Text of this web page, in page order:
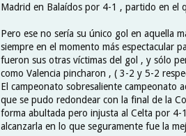
Madrid en Balaídos por 4-1 , partido en el
Pero ese no sería su único gol en aquella
siempre en el momento más espectacular
fueron sus otras víctimas del gol , y sólo
como Valencia pincharon , ( 3-2 y 5-2
El campeonato sobresaliente campeonato
que se pudo redondear con la final de la
forma abultada pero injusta al Celta por
alcanzarla en lo que seguramente fue la